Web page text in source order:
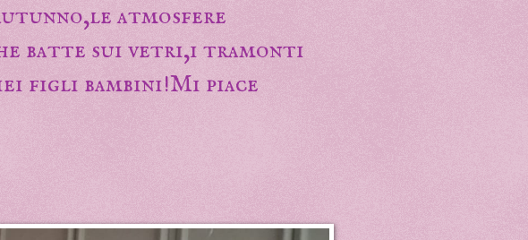
atmosfere
batte sui vetri,i tramonti
figli bambini!Mi piace